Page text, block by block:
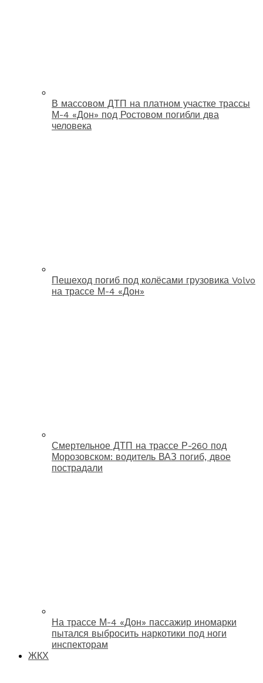
В массовом ДТП на платном участке трассы
М-4 «Дон» под Ростовом погибли два
человека
Пешеход погиб под колёсами грузовика Volvo
на трассе М-4 «Дон»
Смертельное ДТП на трассе Р-260 под
Морозовском: водитель ВАЗ погиб, двое
пострадали
На трассе М-4 «Дон» пассажир иномарки
пытался выбросить наркотики под ноги
инспекторам
ЖКХ